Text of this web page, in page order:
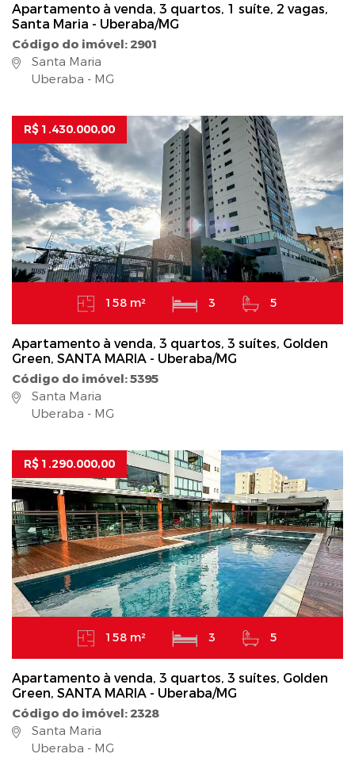
Apartamento à venda, 3 quartos, 1 suíte, 2 vagas,
Santa Maria - Uberaba/MG
Código do imóvel: 2901
Santa Maria
Uberaba - MG
R$ 1.430.000,00
158 m² 3 5
Apartamento à venda, 3 quartos, 3 suítes, Golden
Green, SANTA MARIA - Uberaba/MG
Código do imóvel: 5395
Santa Maria
Uberaba - MG
R$ 1.290.000,00
158 m² 3 5
Apartamento à venda, 3 quartos, 3 suítes, Golden
Green, SANTA MARIA - Uberaba/MG
Código do imóvel: 2328
Santa Maria
Uberaba - MG